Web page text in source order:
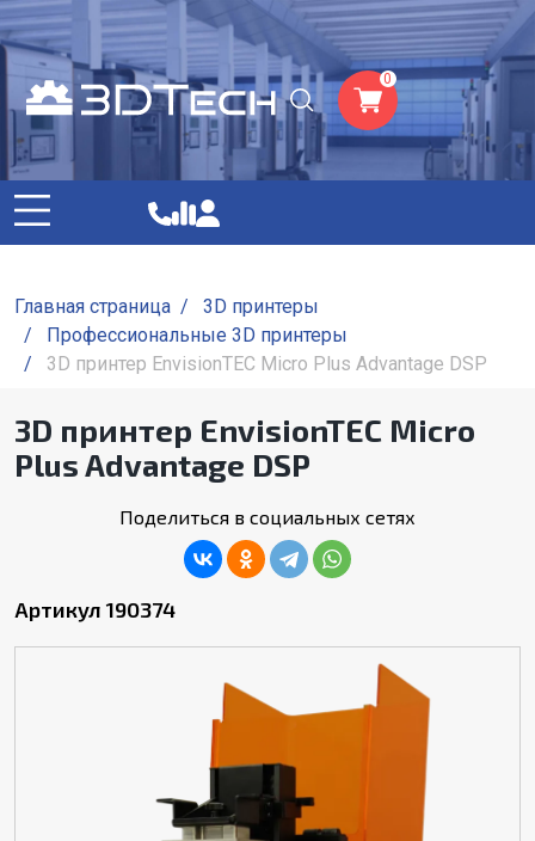
0
Главная страница /
3D принтеры
/
Профессиональные 3D принтеры
/
3D принтер EnvisionTEC Micro Plus Advantage DSP
3D принтер EnvisionTEC Micro
Plus Advantage DSP
Поделиться в социальных сетях
Артикул 190374